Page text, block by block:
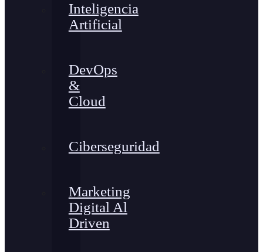
Inteligencia
Artificial
DevOps
&
Cloud
Ciberseguridad
Marketing
Digital Al
Driven